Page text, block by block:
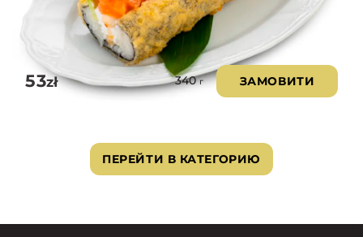
53zł 340г ЗАМОВИТИ
ПЕРЕЙТИ В КАТЕГОРИЮ